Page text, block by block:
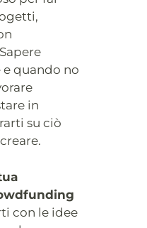
quando no
in
su ciò
con le idee